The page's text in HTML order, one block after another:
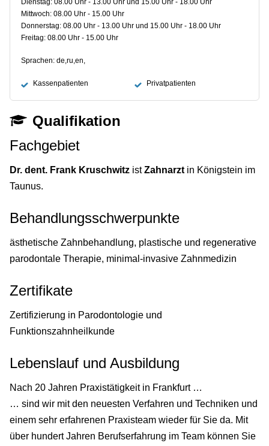
Dienstag: 08.00 Uhr - 13.00 Uhr und 15.00 Uhr - 18.00 Uhr
Mittwoch: 08.00 Uhr - 15.00 Uhr
Donnerstag: 08.00 Uhr - 13.00 Uhr und 15.00 Uhr - 18.00 Uhr
Freitag: 08.00 Uhr - 15.00 Uhr
Sprachen: de,ru,en,
Kassenpatienten Privatpatienten
Qualifikation
Fachgebiet
Dr. dent. Frank Kruschwitz istZahnarzt in Königstein im
Taunus.
Behandlungsschwerpunkte
ästhetische Zahnbehandlung, plastische und regenerative
parodontale Therapie, minimal-invasive Zahnmedizin
Zertifikate
Zertifizierung in Parodontologie und
Funktionszahnheilkunde
Lebenslauf und Ausbildung
Nach 20 Jahren Praxistätigkeit in Frankfurt …
… sind wir mit den neuesten Verfahren und Techniken und
einem sehr erfahrenen Praxisteam wieder für Sie da. Mit
über hundert Jahren Berufserfahrung im Team können Sie